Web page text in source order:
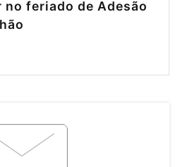
feriado de Adesão